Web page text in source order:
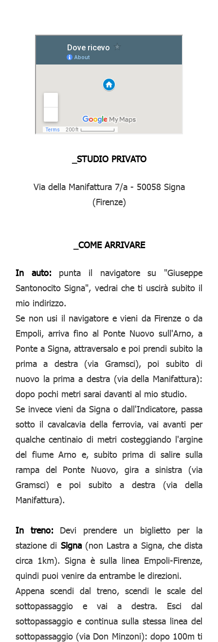
_STUDIO PRIVATO
Via della Manifattura 7/a - 50058 Signa
(Firenze)
_COME ARRIVARE
In auto: punta il navigatore su "Giuseppe
Santonocito Signa", vedrai che ti uscirà subito il
mio indirizzo.
Se non usi il navigatore e vieni da Firenze o da
Empoli, arriva fino al Ponte Nuovo sull'Arno, a
Ponte a Signa, attraversalo e poi prendi subito la
prima a destra (via Gramsci), poi subito di
nuovo la prima a destra (via della Manifattura):
dopo pochi metri sarai davanti al mio studio.
Se invece vieni da Signa o dall'Indicatore, passa
sotto il cavalcavia della ferrovia, vai avanti per
qualche centinaio di metri costeggiando l'argine
del fiume Arno e, subito prima di salire sulla
rampa del Ponte Nuovo, gira a sinistra (via
Gramsci) e poi subito a destra (via della
Manifattura).
In treno: Devi prendere un biglietto per la
stazione di Signa(non Lastra a Signa, che dista
circa 1km). Signa è sulla linea Empoli-Firenze,
quindi puoi venire da entrambe le direzioni.
Appena scendi dal treno, scendi le scale del
sottopassaggio e vai a destra. Esci dal
sottopassaggio e continua sulla stessa linea del
sottopassaggio (via Don Minzoni): dopo 100m ti